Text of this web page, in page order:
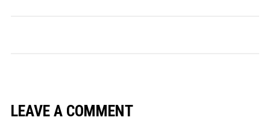
LEAVE A COMMENT